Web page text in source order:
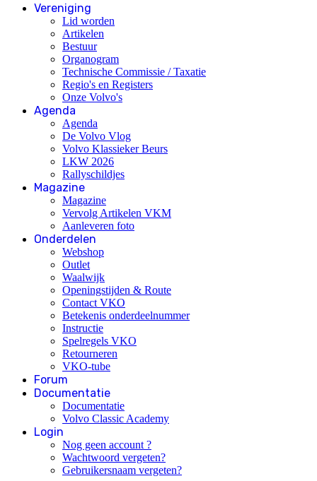
Vereniging
Lid worden
Artikelen
Bestuur
Organogram
Technische Commissie / Taxatie
Regio's en Registers
Onze Volvo's
Agenda
Agenda
De Volvo Vlog
Volvo Klassieker Beurs
LKW 2026
Rallyschildjes
Magazine
Magazine
Vervolg Artikelen VKM
Aanleveren foto
Onderdelen
Webshop
Outlet
Waalwijk
Openingstijden & Route
Contact VKO
Betekenis onderdeelnummer
Instructie
Spelregels VKO
Retourneren
VKO-tube
Forum
Documentatie
Documentatie
Volvo Classic Academy
Login
Nog geen account ?
Wachtwoord vergeten?
Gebruikersnaam vergeten?